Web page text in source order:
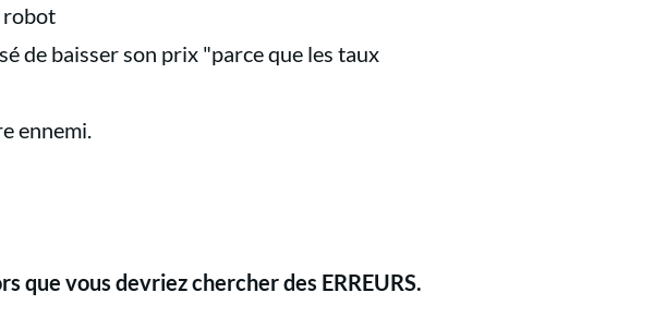
robot
de baisser son prix "parce que les taux
ennemi.
que vous devriez chercher des ERREURS.